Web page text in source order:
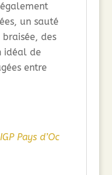
un sauté
des
idéal de
entre
IGP Pays d’Oc